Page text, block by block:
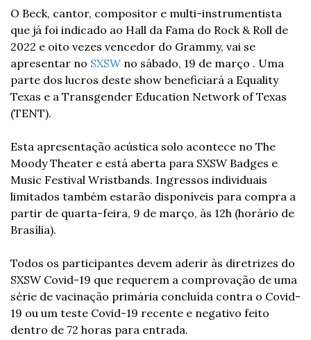
O Beck, cantor, compositor e multi-instrumentista
que já foi indicado ao Hall da Fama do Rock & Roll de
2022 e oito vezes vencedor do Grammy, vai se
apresentar no SXSW no sábado, 19 de março . Uma
parte dos lucros deste show beneficiará a Equality
Texas e a Transgender Education Network of Texas
(TENT).
Esta apresentação acústica solo acontece no The
Moody Theater e está aberta para SXSW Badges e
Music Festival Wristbands. Ingressos individuais
limitados também estarão disponíveis para compra a
partir de quarta-feira, 9 de março, às 12h (horário de
Brasília).
Todos os participantes devem aderir às diretrizes do
SXSW Covid-19 que requerem a comprovação de uma
série de vacinação primária concluída contra o Covid-
19 ou um teste Covid-19 recente e negativo feito
dentro de 72 horas para entrada.